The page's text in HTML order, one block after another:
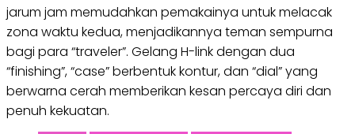
jarum jam memudahkan pemakainya untuk melacak
zona waktu kedua, menjadikannya teman sempurna
bagi para “traveler”. Gelang H-link dengan dua
“finishing”, “case” berbentuk kontur, dan “dial” yang
berwarna cerah memberikan kesan percaya diri dan
penuh kekuatan.